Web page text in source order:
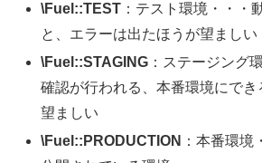
\Fuel::TEST ：テスト環境・・・
と、エラーは出たほうが望ましい
\Fuel::STAGING ：ステージング
確認が行われる、本番環境にで
望ましい
\Fuel::PRODUCTION ：本番環境